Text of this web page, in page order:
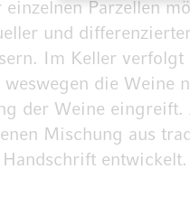
Parzellen
und
Im Keller
weswegen die
der Weine
Mischung aus
entwickelt.